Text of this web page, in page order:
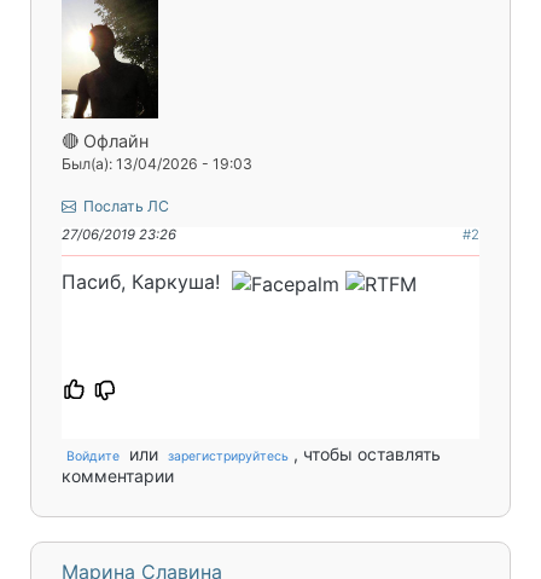
🔴 Офлайн
Был(а): 13/04/2026 - 19:03
Послать ЛС
27/06/2019 23:26 #2
Пасиб, Каркуша!
Войдите или зарегистрируйтесь , чтобы оставлять
комментарии
Марина Славина